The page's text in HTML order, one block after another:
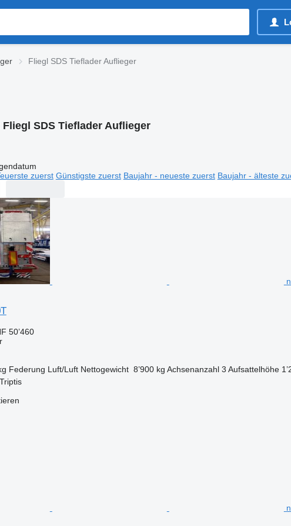
Fliegl SDS Tieflader Auflieger
Fliegl SDS Tieflader Auflieger
zuerst Günstigste zuerst Baujahr - neueste zuerst Baujahr - älteste
50’460
Federung Luft/Luft Nettogewicht 8’900 kg Achsenanzahl 3 Aufsattelhöhe